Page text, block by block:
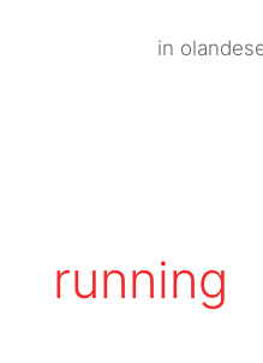
in
running